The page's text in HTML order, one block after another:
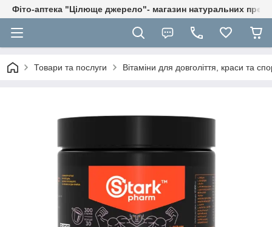
Фіто-аптека "Цілюще джерело"- магазин натуральних
Товари та послуги Вітаміни для довголіття, краси та